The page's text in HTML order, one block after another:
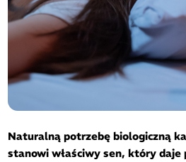
Naturalną potrzebę biologiczną
stanowi właściwy sen, który daje